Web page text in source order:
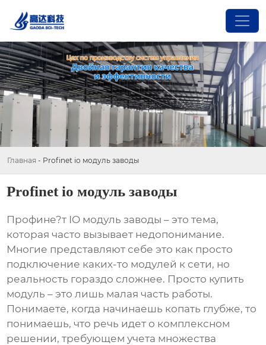
Главная - Profinet io модуль заводы
Profinet io модуль заводы
Профине?т IO модуль заводы – это тема,
которая часто вызывает недопонимание.
Многие представляют себе это как просто
подключение каких-то модулей к сети, но
реальность гораздо сложнее. Просто купить
модуль – это лишь малая часть работы.
Понимаете, когда начинаешь копать глубже, то
понимаешь, что речь идет о комплексном
решении, требующем учета множества